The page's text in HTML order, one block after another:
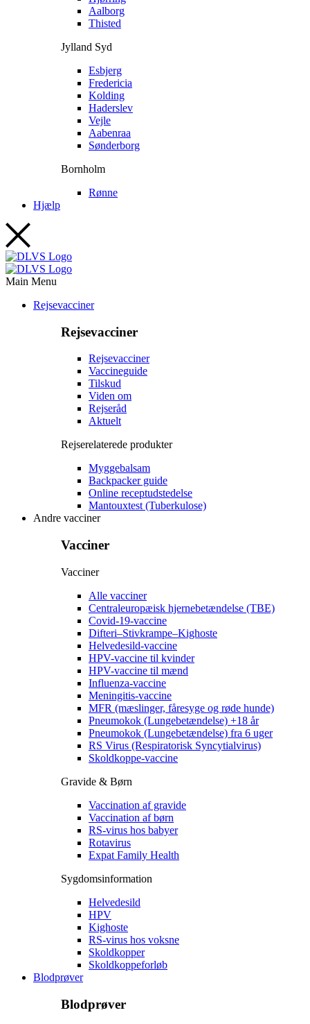
Aalborg
Thisted
Jylland Syd
Esbjerg
Fredericia
Kolding
Haderslev
Vejle
Aabenraa
Sønderborg
Bornholm
Rønne
Hjælp
Main Menu
Rejsevacciner
Rejsevacciner
Rejsevacciner
Vaccineguide
Tilskud
Viden om
Rejseråd
Aktuelt
Rejserelaterede produkter
Myggebalsam
Backpacker guide
Online receptudstedelse
Mantouxtest (Tuberkulose)
Andre vacciner
Vacciner
Vacciner
Alle vacciner
Centraleuropæisk hjernebetændelse (TBE)
Covid-19-vaccine
Difteri–Stivkrampe–Kighoste
Helvedesild-vaccine
HPV-vaccine til kvinder
HPV-vaccine til mænd
Influenza-vaccine
Meningitis-vaccine
MFR (mæslinger, fåresyge og røde hunde)
Pneumokok (Lungebetændelse) +18 år
Pneumokok (Lungebetændelse) fra 6 uger
RS Virus (Respiratorisk Syncytialvirus)
Skoldkoppe-vaccine
Gravide & Børn
Vaccination af gravide
Vaccination af børn
RS-virus hos babyer
Rotavirus
Expat Family Health
Sygdomsinformation
Helvedesild
HPV
Kighoste
RS-virus hos voksne
Skoldkopper
Skoldkoppeforløb
Blodprøver
Blodprøver